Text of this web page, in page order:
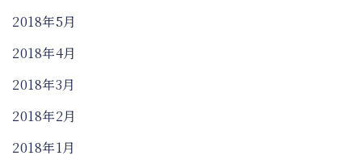
2018年5月
2018年4月
2018年3月
2018年2月
2018年1月